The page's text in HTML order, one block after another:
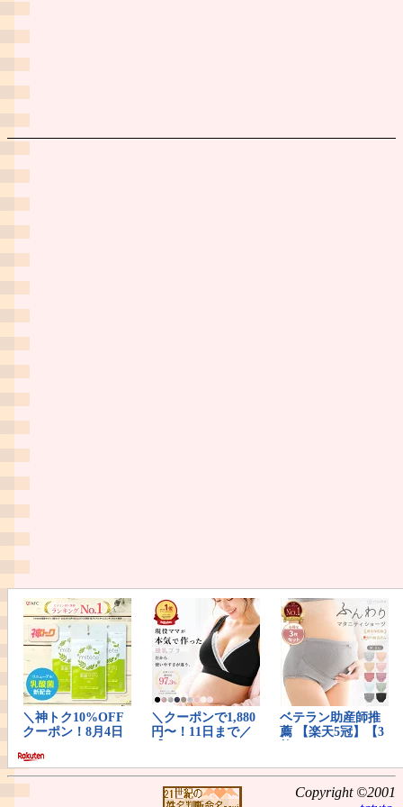
Copyright ©2001